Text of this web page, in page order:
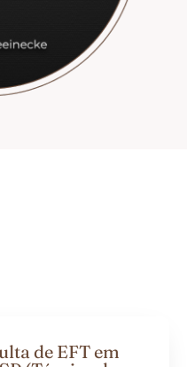
de EFT em